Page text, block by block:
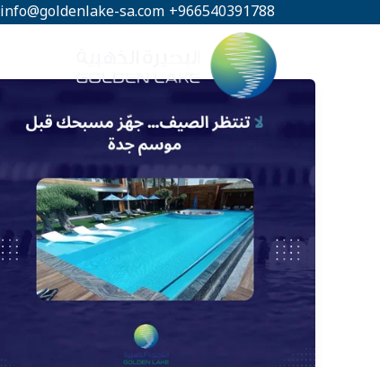
إلى
966540391788+
info@goldenlake-sa.com